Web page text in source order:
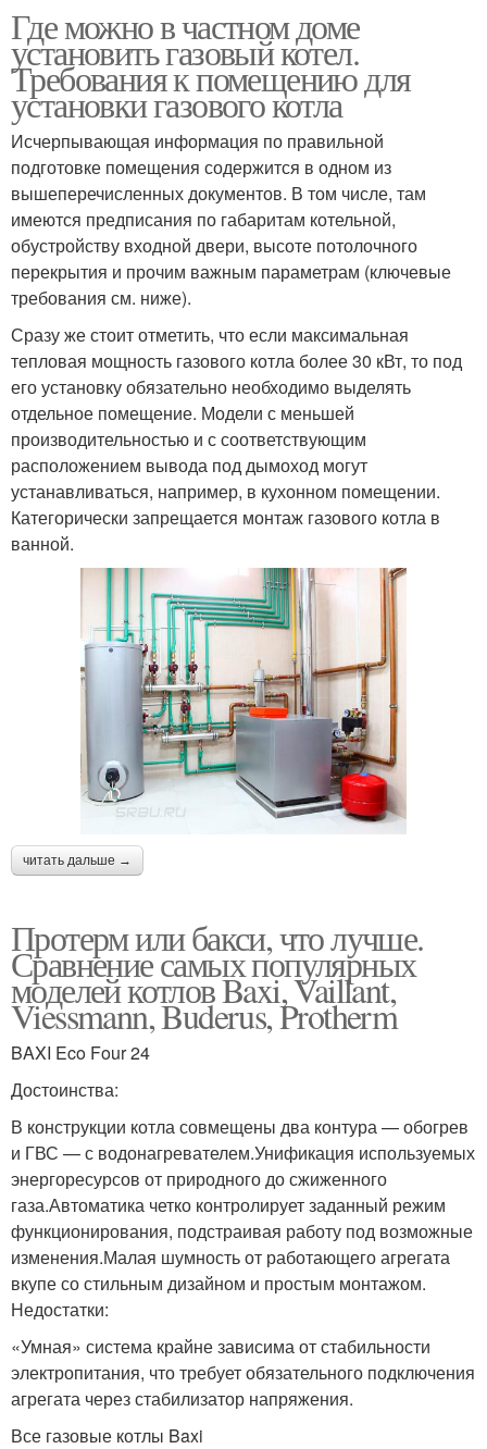
Где можно в частном доме
установить газовый котел.
Требования к помещению для
установки газового котла
Исчерпывающая информация по правильной
подготовке помещения содержится в одном из
вышеперечисленных документов. В том числе, там
имеются предписания по габаритам котельной,
обустройству входной двери, высоте потолочного
перекрытия и прочим важным параметрам (ключевые
требования см. ниже).
Сразу же стоит отметить, что если максимальная
тепловая мощность газового котла более 30 кВт, то под
его установку обязательно необходимо выделять
отдельное помещение. Модели с меньшей
производительностью и с соответствующим
расположением вывода под дымоход могут
устанавливаться, например, в кухонном помещении.
Категорически запрещается монтаж газового котла в
ванной.
читать дальше →
Протерм или бакси, что лучше.
Сравнение самых популярных
моделей котлов Baxi, Vaillant,
Viessmann, Buderus, Protherm
BAXI Eco Four 24
Достоинства:
В конструкции котла совмещены два контура — обогрев
и ГВС — с водонагревателем.Унификация используемых
энергоресурсов от природного до сжиженного
газа.Автоматика четко контролирует заданный режим
функционирования, подстраивая работу под возможные
изменения.Малая шумность от работающего агрегата
вкупе со стильным дизайном и простым монтажом.
Недостатки:
«Умная» система крайне зависима от стабильности
электропитания, что требует обязательного подключения
агрегата через стабилизатор напряжения.
Все газовые котлы Baxi